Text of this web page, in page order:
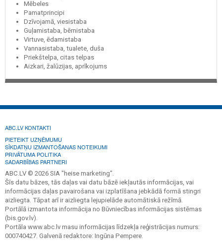
Mēbeles
Pamatprincipi
Dzīvojamā, viesistaba
Guļamistaba, bērnistaba
Virtuve, ēdamistaba
Vannasistaba, tualete, duša
Priekštelpa, citas telpas
Aizkari, žalūzijas, aprīkojums
ABC.LV KONTAKTI
PIETEIKT UZŅĒMUMU
SĪKDATŅU IZMANTOŠANAS NOTEIKUMI
PRIVĀTUMA POLITIKA
SADARBĪBAS PARTNERI
ABC.LV © 2026 SIA "heise marketing".
Šīs datu bāzes, tās daļas vai datu bāzē iekļautās informācijas, vai
informācijas daļas pavairošana vai izplatīšana jebkādā formā stingri
aizliegta. Tāpat arī ir aizliegta lejupielāde automātiskā režīmā.
Portālā izmantota informācija no Būvniecības informācijas sistēmas
(bis.gov.lv).
Portāla www.abc.lv masu informācijas līdzekļa reģistrācijas numurs:
000740427. Galvenā redaktore: Ingūna Pempere.